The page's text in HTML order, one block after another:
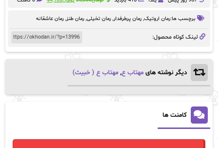
بود.
برچسب ها:رمان‌ اروتیک, رمان پرطرفدار, رمان تخیلی, رمان‌ طنز, رمان عاشقانه
لینک کوتاه محصول:
دیگر نوشته های مهتاب ع, مهتاب ع ( خبیث)
کامنت ها